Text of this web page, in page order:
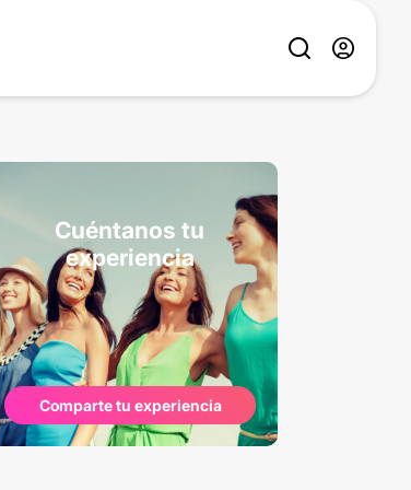
Cuéntanos tu
experiencia
Comparte tu experiencia